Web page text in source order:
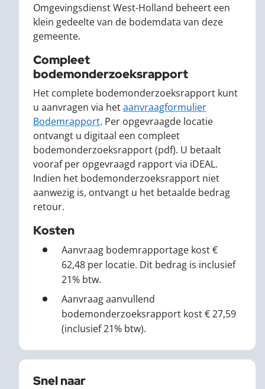
Omgevingsdienst West-Holland beheert een
klein gedeelte van de bodemdata van deze
gemeente.
Compleet
bodemonderzoeksrapport
Het complete bodemonderzoeksrapport kunt
u aanvragen via hetaanvraagformulier
Bodemrapport. Per opgevraagde locatie
ontvangt u digitaal een compleet
bodemonderzoeksrapport (pdf). U betaalt
vooraf per opgevraagd rapport via iDEAL.
Indien het bodemonderzoeksrapport niet
aanwezig is, ontvangt u het betaalde bedrag
retour.
Kosten
Aanvraag bodemrapportage kost €
62,48 per locatie. Dit bedrag is inclusief
21% btw.
Aanvraag aanvullend
bodemonderzoeksrapport kost € 27,59
(inclusief 21% btw).
Snel naar